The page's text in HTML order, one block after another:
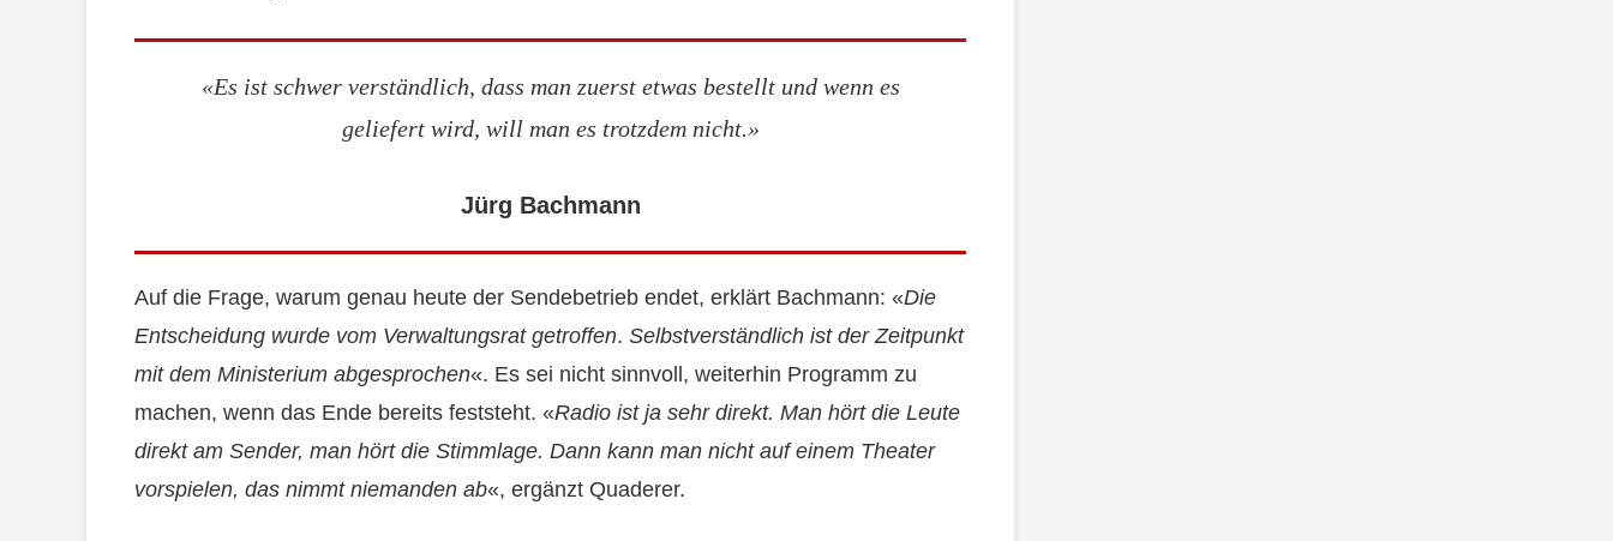
«Es ist schwer verständlich, dass man zuerst etwas bestellt und wenn es
geliefert wird, will man es trotzdem nicht.»
Jürg Bachmann
Auf die Frage, warum genau heute der Sendebetrieb endet, erklärt Bachmann: «Die
Entscheidung wurde vom Verwaltungsrat getroffen. Selbstverständlich ist der Zeitpunkt
mit dem Ministerium abgesprochen«. Es sei nicht sinnvoll, weiterhin Programm zu
machen, wenn das Ende bereits feststeht. «Radio ist ja sehr direkt. Man hört die Leute
direkt am Sender, man hört die Stimmlage. Dann kann man nicht auf einem Theater
vorspielen, das nimmt niemanden ab«, ergänzt Quaderer.